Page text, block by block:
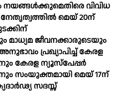
വിവിധ
മെയ് 20ന്
മാധ്യമ ജീവനക്കാരുടെയും
പ്രഖ്യാപിച്ച് കേരള
കേരള ന്യൂസ്പേപ്പര്‍
സംയുക്തമായി മെയ് 17ന്
സദസ്സ്